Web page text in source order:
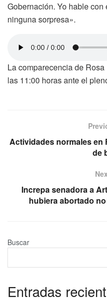
Gobernación. Yo hable
ninguna sorpresa».
La comparecencia de
las 11:00 horas ante el
Actividades normales en
de
Increpa senadora a
hubiera abortado
Buscar
Entradas